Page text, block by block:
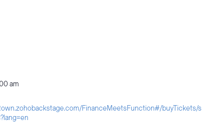
am
FinanceMeetsFunction#/buyTickets/s